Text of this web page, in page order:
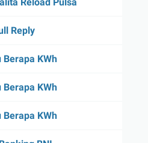
Reply
Berapa KWh
Berapa KWh
Berapa KWh